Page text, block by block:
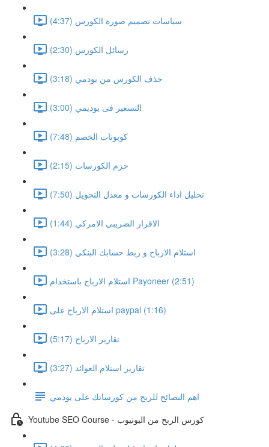
سياسات تصميم صورة الكورس (4:37)
رسائل الكورس (2:30)
حذف الكورس من يودمي (3:18)
التسعير فى يوديمي (3:00)
كوبونات الخصم (7:48)
حزم الكورسات (2:15)
تحليل اداء الكورسات و معدل التحويل (7:50)
الاقرار الضريبي الامركي (1:44)
استلام الارباح و ربط حسابك البنكي (3:28)
استلام الارباح باستخدام Payoneer (2:51)
استلام الارباح على paypal (1:16)
تقارير الارباح (5:17)
تقارير استلام العوائد (3:27)
اهم النصائح للربح من كورساتك على يودمي
Youtube SEO Course - كورس الربح من اليوتيوب